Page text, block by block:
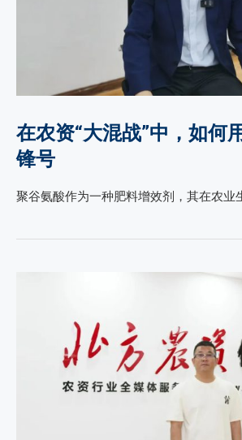
在农资“大混战”中，如何
锋号
聚谷氨酸作为一种肥料增效剂，其在农业